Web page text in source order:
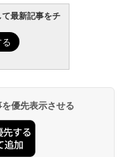
最新記事をチ
優先表示させる